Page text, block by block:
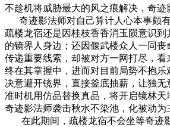
不趁机将威胁最大的风之痕解决，奇迹
奇迹影法师对自己算计人心本事颇
疏楼龙宿还是因桂枝香香消玉陨意识到
的镜界人身边；还因偃武楼众人一同
传递重要线索，却被对方一网打尽，
终在其掌握中，进而对目前局势不抱乐
决意避开镜界，直接釜底抽薪，让独
准时机用仿品替换真品，将开启镜林天
奇迹影法师袭击秋水不染池，化被动为
在此期间，疏楼龙宿不会坐等奇迹